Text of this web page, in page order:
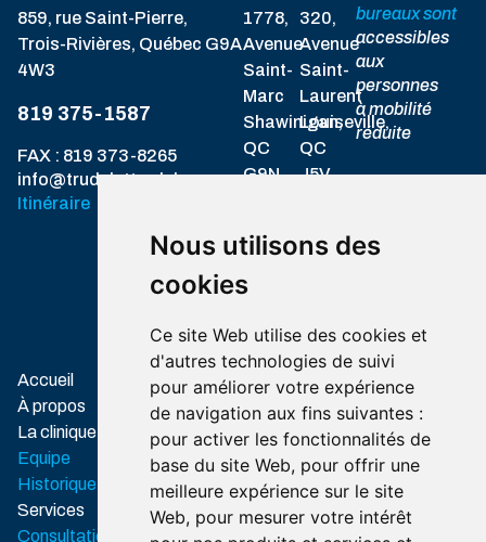
Nous utilisons des
cookies
Ce site Web utilise des cookies et
d'autres technologies de suivi
pour améliorer votre expérience
de navigation aux fins suivantes :
pour activer les fonctionnalités de
base du site Web, pour offrir une
meilleure expérience sur le site
Web, pour mesurer votre intérêt
859, rue Saint-Pierre,
Trois-Rivières, Québec G9A
4W3
819 375-1587
FAX : 819 373-8265
info@trudelettrudel.ca.
Itinéraire
1778,
Avenue
Saint-
Marc
Shawinigan,
QC
G9N
819
1717
320,
Avenue
Saint-
Laurent
Louiseville,
QC
J5V
819
bureaux sont
accessibles
aux
personnes
à mobilité
réduite
Accueil
À propos
La clinique
Equipe
Historique
Services
Consultation
Associations
professionnelles
Ordre des
audioprothésistes
du Québec
Association
des audioprothésistes du